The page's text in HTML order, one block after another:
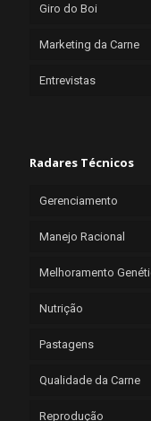
Giro do Boi
Marketing da Carne
Entrevistas
Radares Técnicos
Gerenciamento
Manejo Racional
Melhoramento
Nutrição
Pastagens
Qualidade da Carne
Reprodução